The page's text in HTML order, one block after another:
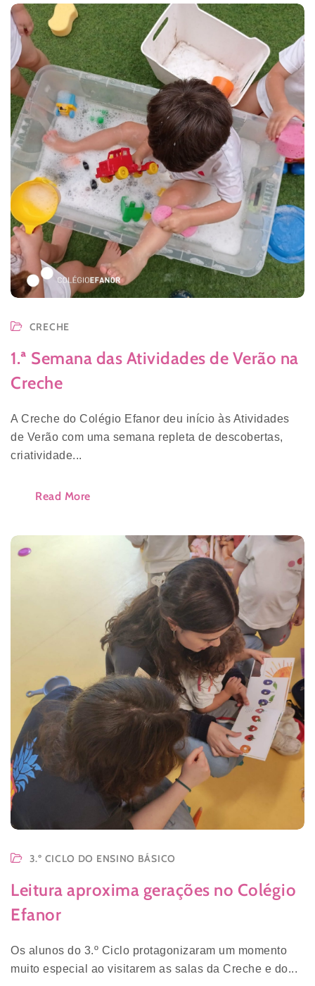
CRECHE
1.ª Semana das Atividades de Verão na
Creche
A Creche do Colégio Efanor deu início às Atividades
de Verão com uma semana repleta de descobertas,
criatividade...
Read More
3.º CICLO DO ENSINO BÁSICO
Leitura aproxima gerações no Colégio
Efanor
Os alunos do 3.º Ciclo protagonizaram um momento
muito especial ao visitarem as salas da Creche e do...